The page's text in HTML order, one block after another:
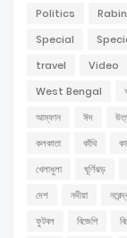
Politics
Special
travel
Video
West Bengal
আম্ফান
ঈদ
কলকাতা
কাঁথি
খেলাধুলা
ঘূর্ণিঝড়
দেশ
নদীয়া
ফুটবল
বিজেপি